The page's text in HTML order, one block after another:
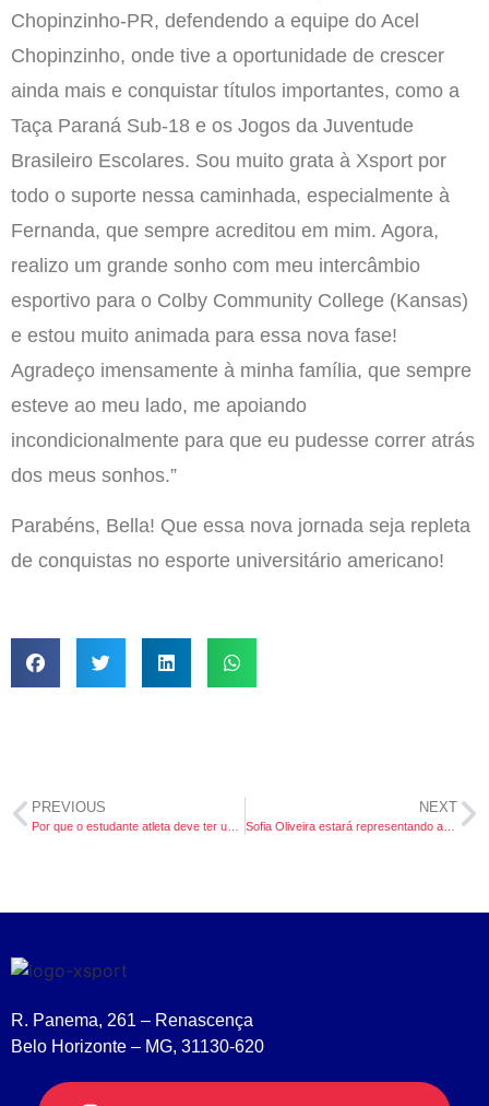
Chopinzinho-PR, defendendo a equipe do Acel
Chopinzinho, onde tive a oportunidade de crescer
ainda mais e conquistar títulos importantes, como a
Taça Paraná Sub-18 e os Jogos da Juventude
Brasileiro Escolares. Sou muito grata à Xsport por
todo o suporte nessa caminhada, especialmente à
Fernanda, que sempre acreditou em mim. Agora,
realizo um grande sonho com meu intercâmbio
esportivo para o Colby Community College (Kansas)
e estou muito animada para essa nova fase!
Agradeço imensamente à minha família, que sempre
esteve ao meu lado, me apoiando
incondicionalmente para que eu pudesse correr atrás
dos meus sonhos.”
Parabéns, Bella! Que essa nova jornada seja repleta
de conquistas no esporte universitário americano!
PREVIOUS NEXT
Sofia Oliveira estará representando a PBA na próxima temporada!
R. Panema, 261 – Renascença
Belo Horizonte – MG, 31130-620